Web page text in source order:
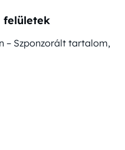
felületek
– Szponzorált tartalom,